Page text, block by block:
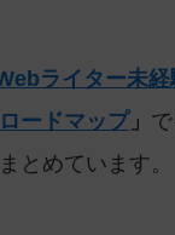
ライター未
ードマップ」
とめています。